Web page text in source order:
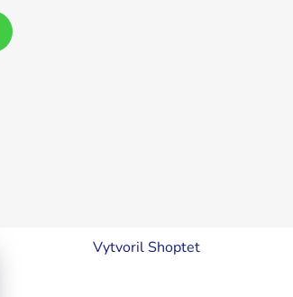
Vytvoril Shoptet